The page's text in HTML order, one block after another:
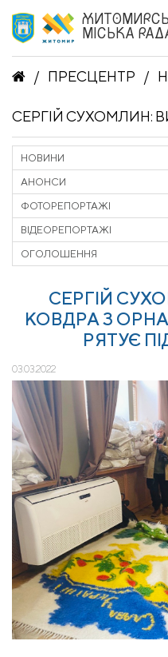
МІСЬКА
ПРЕСЦЕНТР
СЕРГІЙ
КОВДРА З
РЯТУЄ
03.03.2022
НОВИНИ
АНОНСИ
ФОТОРЕПОРТАЖІ
ВІДЕОРЕПОРТАЖІ
ОГОЛОШЕННЯ